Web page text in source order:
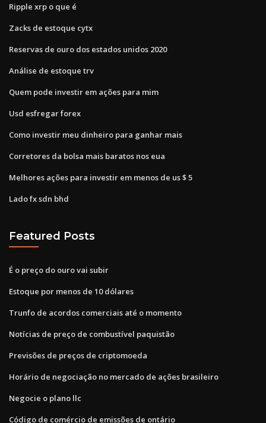
Ripple xrp o que é
Zacks de estoque cytx
Reservas de ouro dos estados unidos 2020
Análise de estoque trv
Quem pode investir em ações para mim
Usd esfregar forex
Como investir meu dinheiro para ganhar mais
Corretores da bolsa mais baratos nos eua
Melhores ações para investir em menos de us $ 5
Lado fx sdn bhd
Featured Posts
É o preço do ouro vai subir
Estoque por menos de 10 dólares
Trunfo de acordos comerciais até o momento
Notícias de preço de combustível paquistão
Previsões de preços de criptomoeda
Horário de negociação no mercado de ações brasileiro
Negocie o plano llc
Código de comércio de emissões de ontário